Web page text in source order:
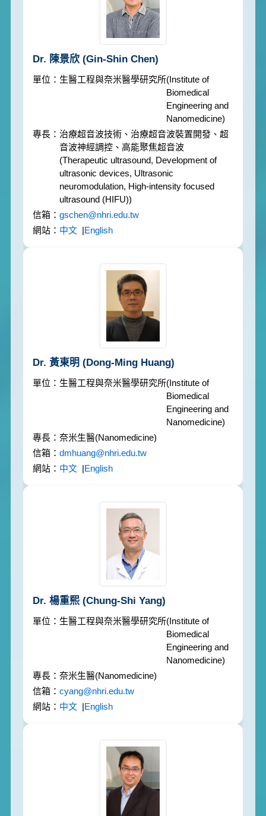
Dr. 陳景欣 (Gin-Shin Chen)
生醫工程與奈米醫學研究所(Institute of
Biomedical
Engineering and
Nanomedicine)
治療超音波技術、治療超音波裝置開發、超
音波神經調控、高能聚焦超音波
(Therapeutic ultrasound, Development of
ultrasonic devices, Ultrasonic
neuromodulation, High-intensity focused
ultrasound (HIFU))
gschen@nhri.edu.tw
中文 |English
Dr. 黃東明 (Dong-Ming Huang)
生醫工程與奈米醫學研究所(Institute of
Biomedical
Engineering and
Nanomedicine)
奈米生醫(Nanomedicine)
dmhuang@nhri.edu.tw
中文 |English
Dr. 楊重熙 (Chung-Shi Yang)
生醫工程與奈米醫學研究所(Institute of
Biomedical
Engineering and
Nanomedicine)
奈米生醫(Nanomedicine)
cyang@nhri.edu.tw
中文 |English